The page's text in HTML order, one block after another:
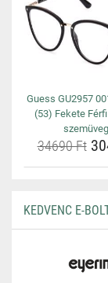
Guess GU2957
(53) Fekete
34690 Ft
KEDVENC E-